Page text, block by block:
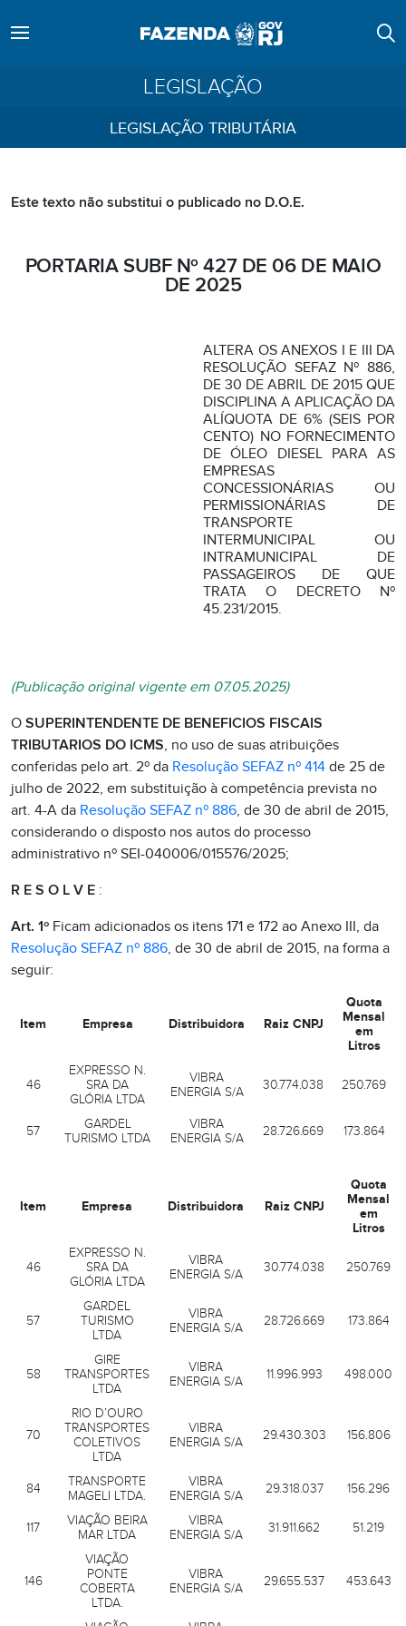
LEGISLAÇÃO
LEGISLAÇÃO TRIBUTÁRIA
Este texto não substitui o publicado no D.O.E.
PORTARIA SUBF Nº 427 DE 06 DE MAIO
DE 2025
ALTERA OS ANEXOS I E III DA
RESOLUÇÃO SEFAZ Nº 886,
DE 30 DE ABRIL DE 2015 QUE
DISCIPLINA A APLICAÇÃO DA
ALÍQUOTA DE 6% (SEIS POR
CENTO) NO FORNECIMENTO
DE ÓLEO DIESEL PARA AS
EMPRESAS
CONCESSIONÁRIAS OU
PERMISSIONÁRIAS DE
TRANSPORTE
INTERMUNICIPAL OU
INTRAMUNICIPAL DE
PASSAGEIROS DE QUE
TRATA O DECRETO Nº
45.231/2015.
(Publicação original vigente em 07.05.2025)
O SUPERINTENDENTE DE BENEFICIOS FISCAIS
TRIBUTARIOS DO ICMS, no uso de suas atribuições
conferidas pelo art. 2º da Resolução SEFAZ nº 414 de 25 de
julho de 2022, em substituição à competência prevista no
art. 4-A da Resolução SEFAZ nº 886, de 30 de abril de 2015,
considerando o disposto nos autos do processo
administrativo nº SEI-040006/015576/2025;
R E S O L V E :
Art. 1º Ficam adicionados os itens 171 e 172 ao Anexo III, da
Resolução SEFAZ nº 886, de 30 de abril de 2015, na forma a
seguir:
Item Empresa Distribuidora Raiz CNPJ
Quota
Mensal
em
Litros
46
EXPRESSO N.
SRA DA
GLÓRIA LTDA
VIBRA
ENERGIA S/A
30.774.038 250.769
57
GARDEL
TURISMO LTDA
VIBRA
ENERGIA S/A
28.726.669 173.864
Item Empresa Distribuidora Raiz CNPJ
Quota
Mensal
em
Litros
46
EXPRESSO N.
SRA DA
GLÓRIA LTDA
VIBRA
ENERGIA S/A
30.774.038 250.769
57
GARDEL
TURISMO
LTDA
VIBRA
ENERGIA S/A
28.726.669 173.864
58
GIRE
TRANSPORTES
LTDA
VIBRA
ENERGIA S/A
11.996.993 498.000
70
RIO D’OURO
TRANSPORTES
COLETIVOS
LTDA
VIBRA
ENERGIA S/A
29.430.303 156.806
84
TRANSPORTE
MAGELI LTDA.
VIBRA
ENERGIA S/A
29.318.037 156.296
117
VIAÇÃO BEIRA
MAR LTDA
VIBRA
ENERGIA S/A
31.911.662 51.219
146
VIAÇÃO
PONTE
COBERTA
LTDA.
VIBRA
ENERGIA S/A
29.655.537 453.643